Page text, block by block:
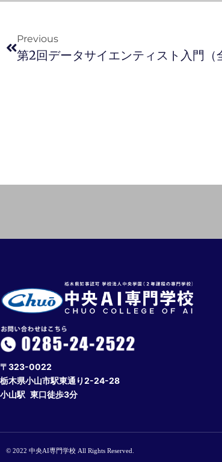
Previous
第2回データサイエンティスト入門（
〒323-0022
栃木県小山市駅東通り2-24-28
小山駅 東口徒歩3分
© 2022 中央AI専門学校 All Rights Reserved.